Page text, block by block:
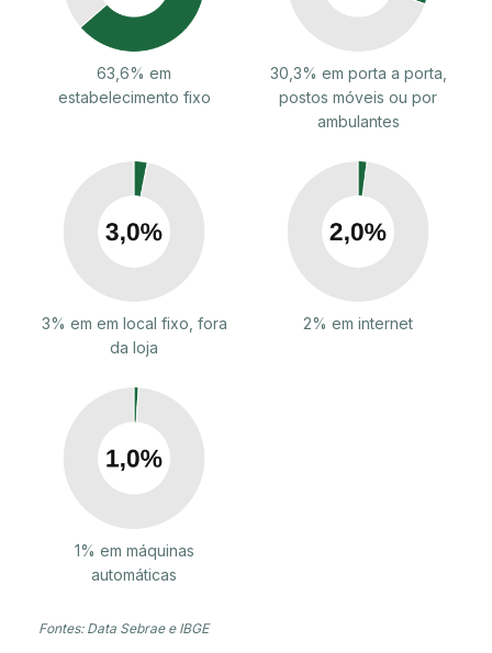
63,6% em
estabelecimento fixo
30,3% em porta a porta,
postos móveis ou por
ambulantes
3% em em local fixo, fora
da loja
2% em internet
1% em máquinas
automáticas
Fontes: Data Sebrae e IBGE